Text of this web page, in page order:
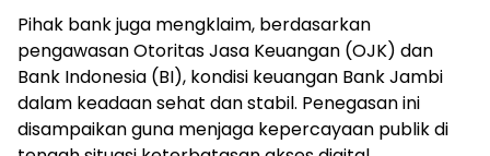
Pihak bank juga mengklaim, berdasarkan
pengawasan Otoritas Jasa Keuangan (OJK) dan
Bank Indonesia (BI), kondisi keuangan Bank Jambi
dalam keadaan sehat dan stabil. Penegasan ini
disampaikan guna menjaga kepercayaan publik di